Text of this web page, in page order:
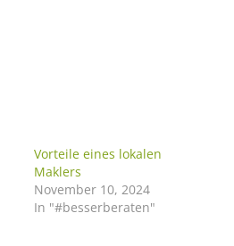
Vorteile eines lokalen
Maklers
November 10, 2024
In "#besserberaten"